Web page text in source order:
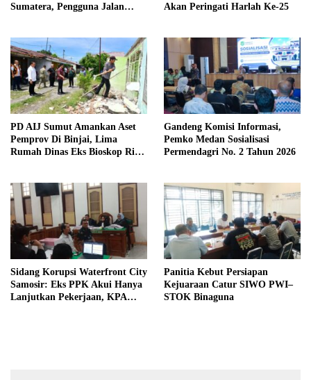
Sumatera, Pengguna Jalan
Akan Peringati Harlah Ke-25
PD AIJ Sumut Amankan Aset
Pemprov Di Binjai, Lima
Rumah Dinas Eks Bioskop Ria
Gandeng Komisi Informasi,
Pemko Medan Sosialisasi
Permendagri No. 2 Tahun 2026
Sidang Korupsi Waterfront City
Samosir: Eks PPK Akui Hanya
Lanjutkan Pekerjaan, KPA
Panitia Kebut Persiapan
Kejuaraan Catur SIWO PWI–
STOK Binaguna